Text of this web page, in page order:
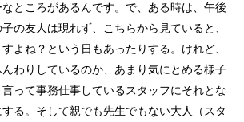
ところがあるんです。で、ある時は、午後
の友人は現れず、こちらから見ていると、
よね？という日もあったりする。けれど、
わりしているのか、あまり気にとめる様子
って事務仕事しているスタッフにそれとな
る。そして親でも先生でもない大人（スタ